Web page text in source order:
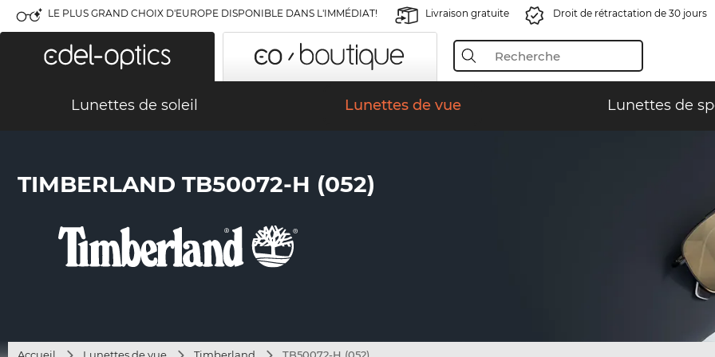
LE PLUS GRAND CHOIX D'EUROPE DISPONIBLE DANS L'IMMÉDIAT! Livraison gratuite Droit de rétractation de 30 jours
Lunettes de soleil Lunettes de vue Lunettes de
TIMBERLAND TB50072-H (052)